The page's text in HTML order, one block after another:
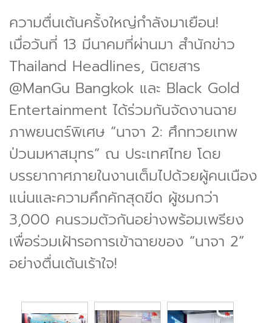
ความตื่นเต้นครั้งใหญ่กำลังมาเยือน!
เมื่อวันที่ 13 มีนาคมที่ผ่านมา สำนักข่าว
Thailand Headlines, นิตยสาร
@ManGu Bangkok และ Black Gold
Entertainment ได้ร่วมกันจัดงานฉาย
ภาพยนตร์พิเศษ “นาจา 2: ศึกทวยเทพ
ป่วนมหาสมุทร” ณ ประเทศไทย โดย
บรรยากาศภายในงานเต็มไปด้วยผู้คนเนือง
แน่นและความคึกคักสุดขีด ผู้ชมกว่า
3,000 คนรวมตัวกันอย่างพร้อมเพรียง
เพื่อร่วมเฝ้ารอการเข้าฉายของ “นาจา 2”
อย่างตื่นเต้นเร้าใจ!